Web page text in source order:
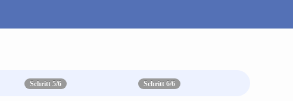
Schritt 5/6 Schritt 6/6